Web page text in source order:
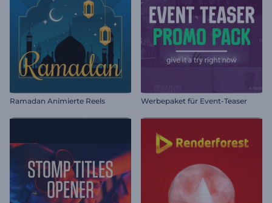
Ramadan Animierte Reels Werbepaket für Event-Teaser